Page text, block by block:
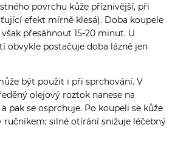
povrchu kůže příznivější, při
efekt mírně klesá). Doba koupele
přesáhnout 15-20 minut. U
obvykle postačuje doba lázně jen
být použit i při sprchování. V
olejový roztok nanese na
pak se osprchuje. Po koupeli se kůže
silné otírání snižuje léčebný